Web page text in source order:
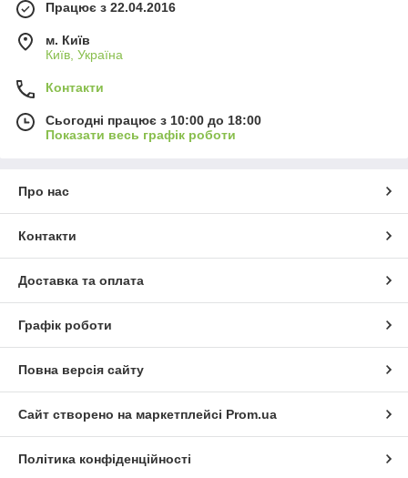
Працює з 22.04.2016
м. Київ
Київ, Україна
Контакти
Сьогодні працює з 10:00 до 18:00
Показати весь графік роботи
Про нас
Контакти
Доставка та оплата
Графік роботи
Повна версія сайту
Сайт створено на маркетплейсі Prom.ua
Політика конфіденційності